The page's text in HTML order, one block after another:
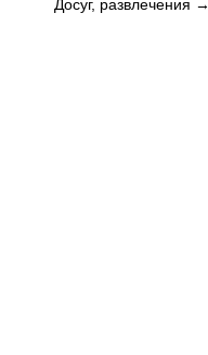
Досуг, развлечения →